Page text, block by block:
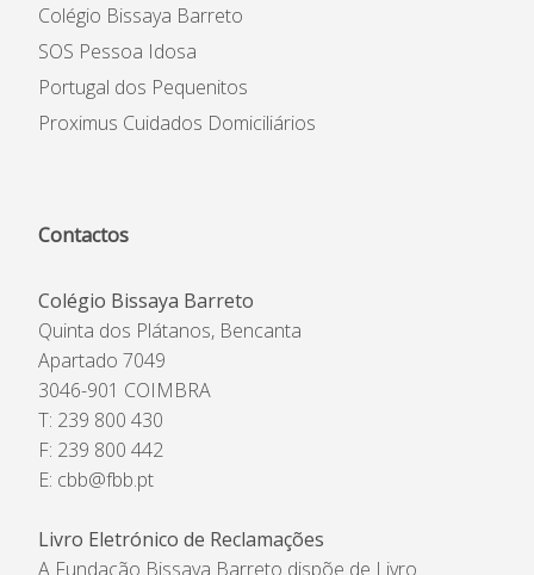
Colégio Bissaya Barreto
SOS Pessoa Idosa
Portugal dos Pequenitos
Proximus Cuidados Domiciliários
Contactos
Colégio Bissaya Barreto
Quinta dos Plátanos, Bencanta
Apartado 7049
3046-901 COIMBRA
T: 239 800 430
F: 239 800 442
E: cbb@fbb.pt
Livro Eletrónico de Reclamações
A Fundação Bissaya Barreto dispõe de Livro